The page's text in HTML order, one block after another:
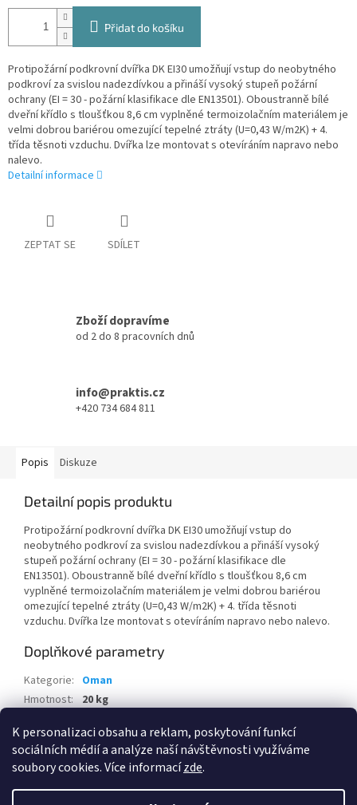
K personalizaci obsahu a reklam, poskytování funkcí
sociálních médií a analýze naší návštěvnosti využíváme
soubory cookies. Více informacízde.
Přidat do košíku
Protipožární podkrovní dvířka DK EI30 umožňují vstup do neobytného
podkroví za svislou nadezdívkou a přináší vysoký stupeň požární
ochrany (EI = 30 - požární klasifikace dle EN13501). Oboustranně bílé
dveřní křídlo s tloušťkou 8,6 cm vyplněné termoizolačním materiálem je
velmi dobrou bariérou omezující tepelné ztráty (U=0,43 W/m2K) + 4.
třída těsnoti vzduchu. Dvířka lze montovat s otevíráním napravo nebo
nalevo.
Detailní informace
ZEPTAT SE SDÍLET
Zboží dopravíme
od 2 do 8 pracovních dnů
info@praktis.cz
+420 734 684 811
Popis Diskuze
Detailní popis produktu
Protipožární podkrovní dvířka DK EI30 umožňují vstup do
neobytného podkroví za svislou nadezdívkou a přináší vysoký
stupeň požární ochrany (EI = 30 - požární klasifikace dle
EN13501). Oboustranně bílé dveřní křídlo s tloušťkou 8,6 cm
vyplněné termoizolačním materiálem je velmi dobrou bariérou
omezující tepelné ztráty (U=0,43 W/m2K) + 4. třída těsnoti
vzduchu. Dvířka lze montovat s otevíráním napravo nebo nalevo.
Doplňkové parametry
Kategorie: Oman
Hmotnost: 20 kg